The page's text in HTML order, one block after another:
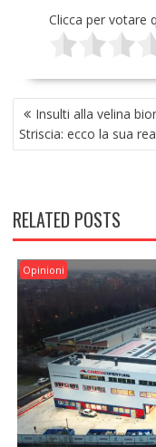
Clicca per votare
NAVIGAZIONE
ARTICOLI
Insulti alla velina
Striscia: ecco la sua
RELATED POSTS
Opinioni